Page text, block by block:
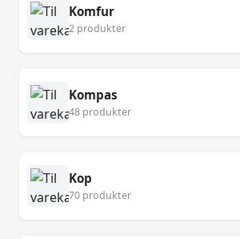
Komfur
2 produkter
Kompas
48 produkter
Kop
70 produkter